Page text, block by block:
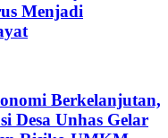
Menjadi
Berkelanjutan,
Desa Unhas Gelar